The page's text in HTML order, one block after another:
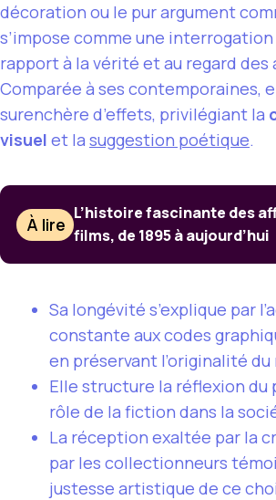
décoration ou le pur argument
s’impose comme une
rapport à la vérité et au regard des
Comparée à ses contemporaines,
surenchère d’effets, privilégiant la
visuel et la suggestion poétique.
À lire
L’histoire fascinante des
films, de 1895 à aujourd’hui
Sa longévité s’explique par
constante aux codes
en préservant l’originalité du
Elle structure la réflexion du
rôle de la fiction dans la
La réception exaltée par la
par les collectionneurs
justesse artistique de ce